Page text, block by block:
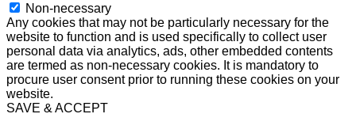
Non-necessary
Any cookies that may not be particularly necessary for the
website to function and is used specifically to collect user
personal data via analytics, ads, other embedded contents
are termed as non-necessary cookies. It is mandatory to
procure user consent prior to running these cookies on your
website.
SAVE & ACCEPT